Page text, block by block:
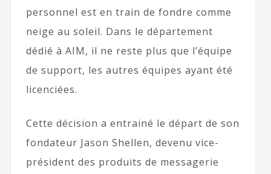
personnel est en train de fondre comme
neige au soleil. Dans le département
dédié à AIM, il ne reste plus que l’équipe
de support, les autres équipes ayant été
licenciées.
Cette décision a entrainé le départ de son
fondateur Jason Shellen, devenu vice-
président des produits de messagerie